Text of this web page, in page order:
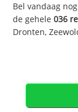
Bel vandaag
de gehele036
Dronten,